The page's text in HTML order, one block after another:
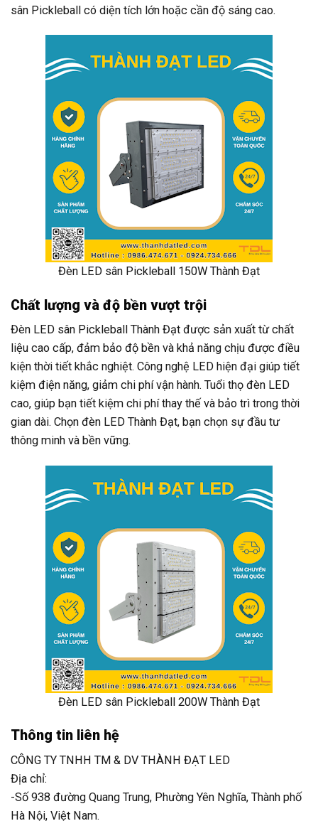
sân Pickleball có diện tích lớn hoặc cần độ sáng cao.
Đèn LED sân Pickleball 150W Thành Đạt
Chất lượng và độ bền vượt trội
Đèn LED sân Pickleball Thành Đạt được sản xuất từ chất
liệu cao cấp, đảm bảo độ bền và khả năng chịu được điều
kiện thời tiết khắc nghiệt. Công nghệ LED hiện đại giúp tiết
kiệm điện năng, giảm chi phí vận hành. Tuổi thọ đèn LED
cao, giúp bạn tiết kiệm chi phí thay thế và bảo trì trong thời
gian dài. Chọn đèn LED Thành Đạt, bạn chọn sự đầu tư
thông minh và bền vững.
Đèn LED sân Pickleball 200W Thành Đạt
Thông tin liên hệ
CÔNG TY TNHH TM & DV THÀNH ĐẠT LED
Địa chỉ:
-Số 938 đường Quang Trung, Phường Yên Nghĩa, Thành phố
Hà Nội, Việt Nam.